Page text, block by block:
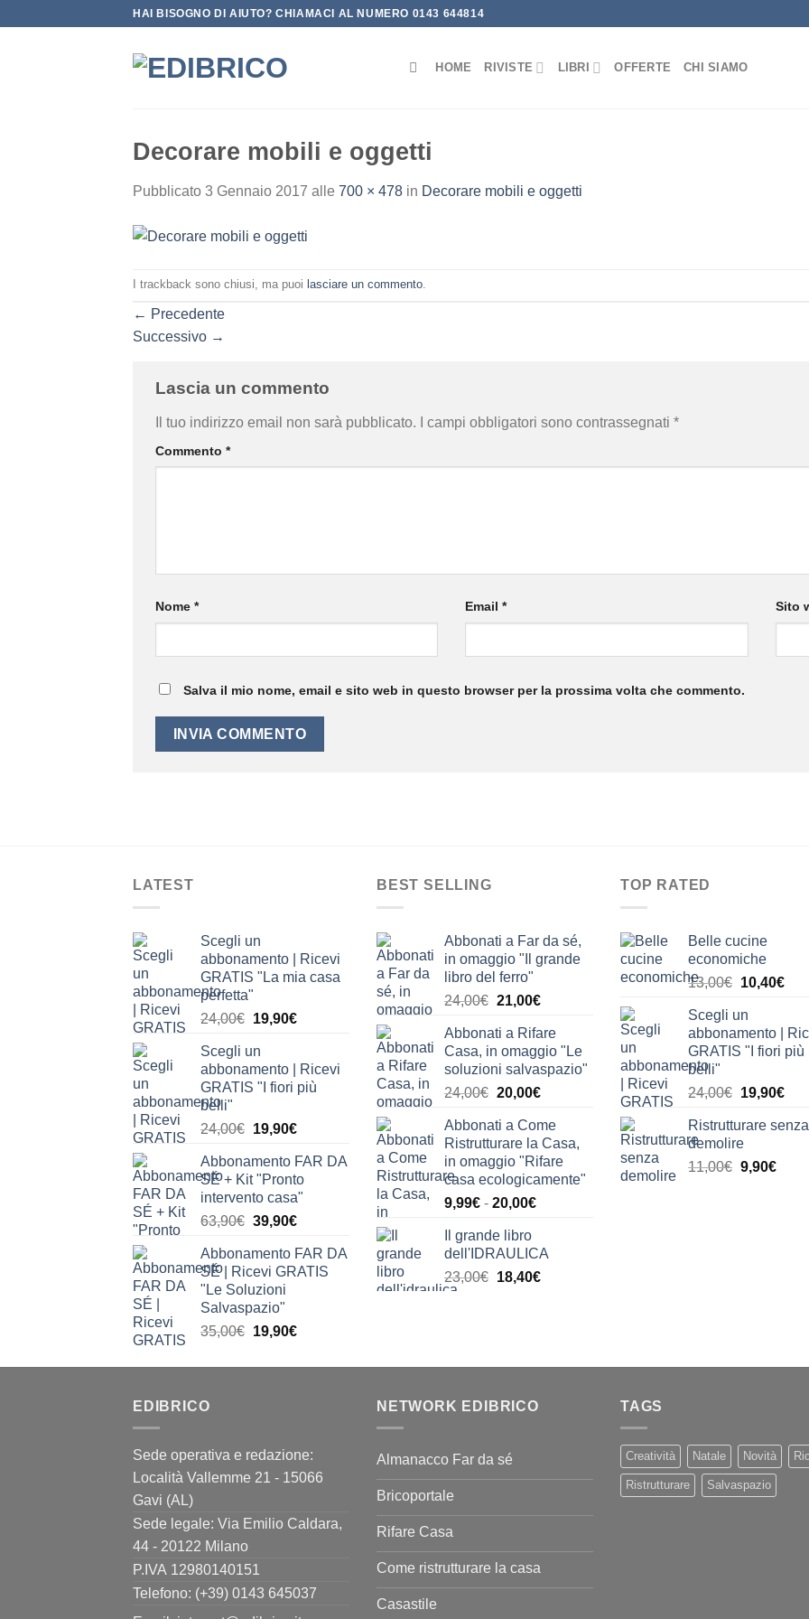
HAI BISOGNO DI AIUTO? CHIAMACI AL NUMERO 0143 644814
HOME RIVISTE LIBRI OFFERTE CHI SIAMO
Decorare mobili e oggetti
Pubblicato 3 Gennaio 2017 alle 700 × 478 in Decorare mobili e oggetti
I trackback sono chiusi, ma puoi lasciare un commento.
← Precedente
Successivo →
Lascia un commento
Il tuo indirizzo email non sarà pubblicato. I campi obbligatori sono contrassegnati *
Commento *
Nome * Email* Sito
Salva il mio nome, email e sito web in questo browser per la prossima volta che commento.
LATEST
Scegli un
abbonamento | Ricevi
GRATIS "La mia casa
perfetta"
24,00€ Il
originale
era:
24,00€.
19,90€Il
è:
19,90€.
Scegli un
abbonamento | Ricevi
GRATIS "I fiori più
belli"
24,00€ Il
originale
era:
24,00€.
19,90€Il
attuale
è:
19,90€.
Abbonamento FAR DA
SÉ + Kit "Pronto
intervento casa"
63,90€ Il
originale
era:
63,90€.
39,90€Il
attuale
è:
Abbonamento FAR DA
SÉ | Ricevi GRATIS
"Le Soluzioni
Salvaspazio"
35,00€ Il
originale
19,90€Il
attuale
BEST SELLING
Abbonati a Far da sé,
in omaggio "Il grande
libro del ferro"
24,00€ Il
originale
era:
24,00€.
21,00€Il
attuale
è:
21,00€.
Abbonati a Rifare
Casa, in omaggio "Le
soluzioni salvaspazio"
24,00€ Il
originale
era:
24,00€.
20,00€Il
attuale
è:
20,00€.
Abbonati a Come
Ristrutturare la Casa,
in omaggio "Rifare
casa ecologicamente"
9,99€ - 20,00€Fascia
da
9,99€
Il grande libro
dell'IDRAULICA
23,00€ Il
18,40€Il
TOP RATED
Belle cucine
economiche
13,00€ Il
originale
era:
13,00€.
10,40€Il
è:
Scegli un
abbonamento |
GRATIS "I fiori più
belli"
24,00€ Il
originale
era:
24,00€.
19,90€Il
Ristrutturare senza
demolire
11,00€ Il
9,90€Il
EDIBRICO
Sede operativa e redazione:
Località Vallemme 21 - 15066
Gavi (AL)
Sede legale: Via Emilio Caldara,
44 - 20122 Milano
P.IVA 12980140151
Telefono: (+39) 0143 645037
NETWORK EDIBRICO
Almanacco Far da sé
Bricoportale
Rifare Casa
Come ristrutturare la casa
Casastile
TAGS
Creatività Natale Novità
Ristrutturare Salvaspazio